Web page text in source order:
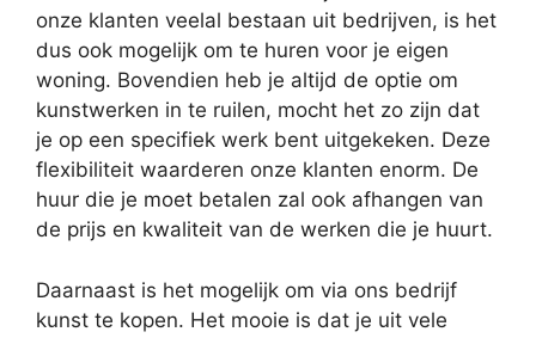
onze klanten veelal bestaan uit bedrijven, is het
dus ook mogelijk om te huren voor je eigen
woning. Bovendien heb je altijd de optie om
kunstwerken in te ruilen, mocht het zo zijn dat
je op een specifiek werk bent uitgekeken. Deze
flexibiliteit waarderen onze klanten enorm. De
huur die je moet betalen zal ook afhangen van
de prijs en kwaliteit van de werken die je huurt.
Daarnaast is het mogelijk om via ons bedrijf
kunst te kopen. Het mooie is dat je uit vele